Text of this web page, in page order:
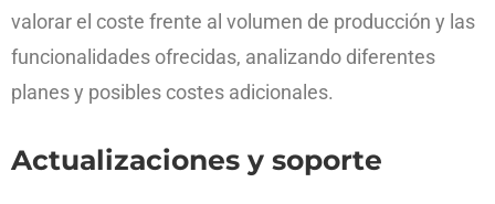
valorar el coste frente al volumen de producción y las
funcionalidades ofrecidas, analizando diferentes
planes y posibles costes adicionales.
Actualizaciones y soporte